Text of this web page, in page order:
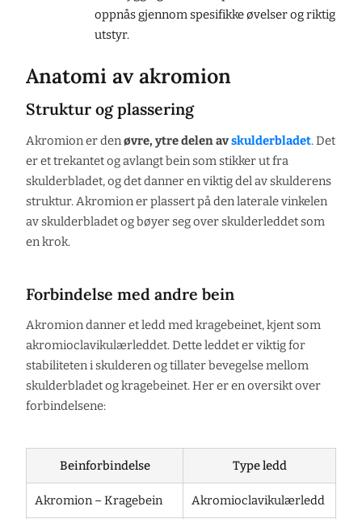
oppnås gjennom spesifikke øvelser og riktig
utstyr.
Anatomi av akromion
Struktur og plassering
Akromion er denøvre, ytre delen avskulderbladet. Det
er et trekantet og avlangt bein som stikker ut fra
skulderbladet, og det danner en viktig del av skulderens
struktur. Akromion er plassert på den laterale vinkelen
av skulderbladet og bøyer seg over skulderleddet som
en krok.
Forbindelse med andre bein
Akromion danner et ledd med kragebeinet, kjent som
akromioclavikulærleddet. Dette leddet er viktig for
stabiliteten i skulderen og tillater bevegelse mellom
skulderbladet og kragebeinet. Her er en oversikt over
forbindelsene:
Beinforbindelse Type ledd
Akromion – Kragebein Akromioclavikulærledd